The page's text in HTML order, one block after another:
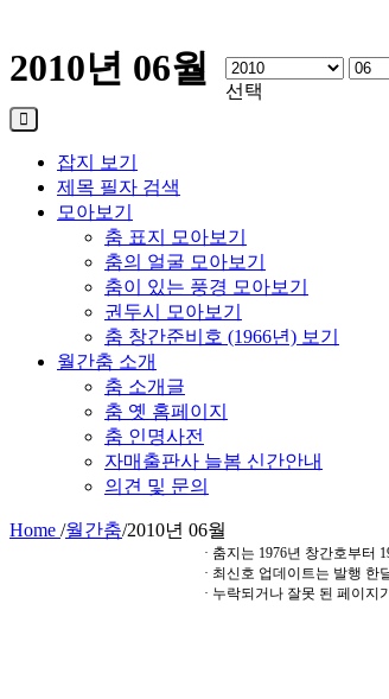
2010년 06월
선택
잡지 보기
제목 필자 검색
모아보기
춤 표지 모아보기
춤의 얼굴 모아보기
춤이 있는 풍경 모아보기
권두시 모아보기
춤 창간준비호 (1966년) 보기
월간춤 소개
춤 소개글
춤 옛 홈페이지
춤 인명사전
자매출판사 늘봄 신간안내
의견 및 문의
Home /월간춤/2010년 06월
· 춤지는 1976년 창간호부터
· 최신호 업데이트는 발행 한
· 누락되거나 잘못 된 페이지